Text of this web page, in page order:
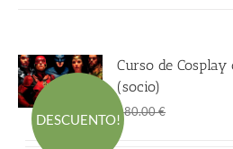
DESCUENTO!
Curso de Cosplay
(socio)
480.00€